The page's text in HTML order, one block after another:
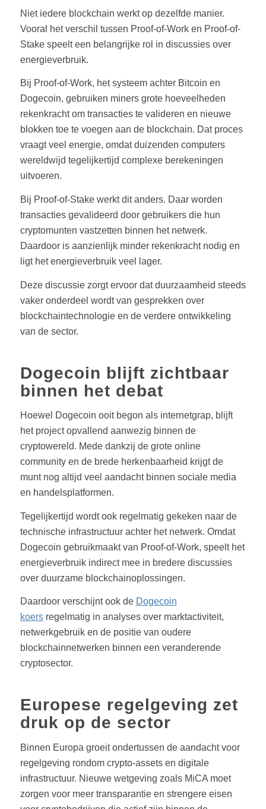
Niet iedere blockchain werkt op dezelfde manier.
Vooral het verschil tussen Proof-of-Work en Proof-of-
Stake speelt een belangrijke rol in discussies over
energieverbruik.
Bij Proof-of-Work, het systeem achter Bitcoin en
Dogecoin, gebruiken miners grote hoeveelheden
rekenkracht om transacties te valideren en nieuwe
blokken toe te voegen aan de blockchain. Dat proces
vraagt veel energie, omdat duizenden computers
wereldwijd tegelijkertijd complexe berekeningen
uitvoeren.
Bij Proof-of-Stake werkt dit anders. Daar worden
transacties gevalideerd door gebruikers die hun
cryptomunten vastzetten binnen het netwerk.
Daardoor is aanzienlijk minder rekenkracht nodig en
ligt het energieverbruik veel lager.
Deze discussie zorgt ervoor dat duurzaamheid steeds
vaker onderdeel wordt van gesprekken over
blockchaintechnologie en de verdere ontwikkeling
van de sector.
Dogecoin blijft zichtbaar
binnen het debat
Hoewel Dogecoin ooit begon als internetgrap, blijft
het project opvallend aanwezig binnen de
cryptowereld. Mede dankzij de grote online
community en de brede herkenbaarheid krijgt de
munt nog altijd veel aandacht binnen sociale media
en handelsplatformen.
Tegelijkertijd wordt ook regelmatig gekeken naar de
technische infrastructuur achter het netwerk. Omdat
Dogecoin gebruikmaakt van Proof-of-Work, speelt het
energieverbruik indirect mee in bredere discussies
over duurzame blockchainoplossingen.
Daardoor verschijnt ook de Dogecoin
koersregelmatig in analyses over marktactiviteit,
netwerkgebruik en de positie van oudere
blockchainnetwerken binnen een veranderende
cryptosector.
Europese regelgeving zet
druk op de sector
Binnen Europa groeit ondertussen de aandacht voor
regelgeving rondom crypto-assets en digitale
infrastructuur. Nieuwe wetgeving zoals MiCA moet
zorgen voor meer transparantie en strengere eisen